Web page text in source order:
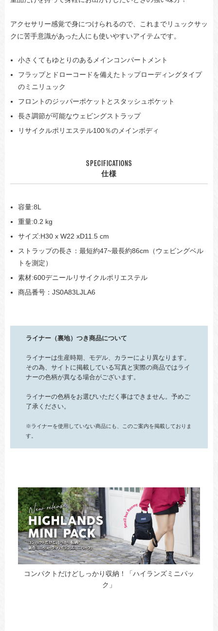
SPECIFICATIONS
仕様
アクセサリー感覚で身につけられるので、これまでリュックサッ
クに苦手意識があった人にも使いやすいアイテムです。
小さくてもゆとりのあるメインコンパートメント
フラップとドローコードを備えたトップローディングタイプ
のミニリュック
フロントのジッパーポケットとスタッシュポケット
長さ調節が可能なウェビングストラップ
リサイクルポリエステル100％のメインボディ
容量:8L
重量:0.2 kg
サイズ:H30 x W22 xD11.5 cm
ストラップの長さ：最短約47~最長約86cm（ウェビングベル
トを測定）
素材:600デニールリサイクルポリエステル
商品番号：JS0A83LJLA6
ライナー（裏地）つき商品について
ライナーは生産時期、モデル、カラーにより異なります。
その為、サイトに掲載している写真と実際の商品ではライ
ナーの色柄が異なる場合がございます。
ライナーの色柄をお選びいただく事はできません。予めご
了承ください。
※ライナーを使用していない商品にも、このご案内を掲載しておりま
す。
コンパクトだけどしっかり収納！「ハイランズミニパッ
ク」